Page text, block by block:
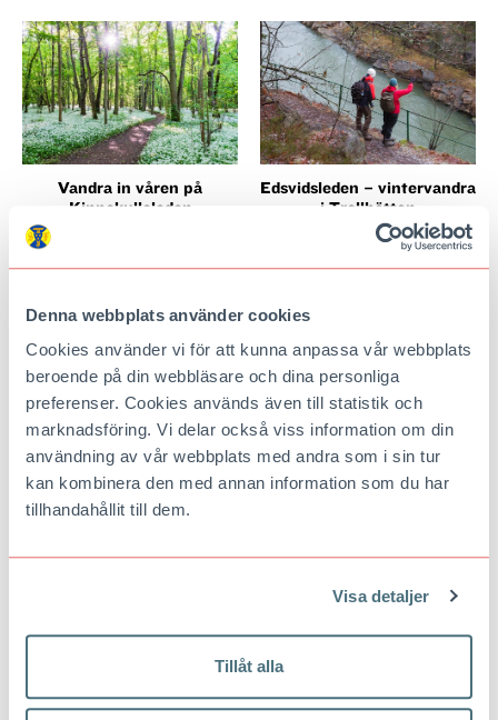
Denna webbplats använder cookies
Cookies använder vi för att kunna anpassa vår webbplats
beroende på din webbläsare och dina personliga
preferenser. Cookies används även till statistik och
marknadsföring. Vi delar också viss information om din
användning av vår webbplats med andra som i sin tur
kan kombinera den med annan information som du har
tillhandahållit till dem.
Visa detaljer
Tillåt alla
Vandra in våren på
Kinnekulleleden
Naturreservat, utsikter och
platåberget intill Vänern bjuder på
Edsvidsleden – vintervandra
i Trollhättan
Stadsnära med fina utsiktspunkter
över Göta älv finns här vid
Trollhättan en vandringled och en
Cykla dressin: Tips på 5
egen krog. En ö som inbjuder till
upptäcktsfärder – i en omväxlande